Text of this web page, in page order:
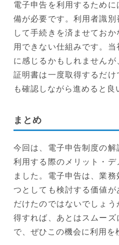
電子申告を利用するため
備が必要です。利用者識
して手続きを済ませてお
用できない仕組みです。当
に感じるかもしれません
証明書は一度取得するだ
も確認しながら進めると良
まとめ
今回は、電子申告制度の
利用する際のメリット・
ました。電子申告は、業
つとしても検討する価値
だけたのではないでしょ
得すれば、あとはスムー
で、ぜひこの機会に利用を